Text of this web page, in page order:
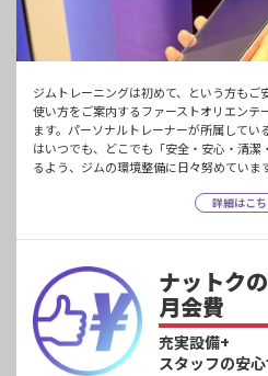
ジムトレーニングは初めて、という方もご
使い方をご案内するファーストオリエンテ
ます。パーソナルトレーナーが所属してい
はいつでも、どこでも「安全・安心・清
るよう、ジムの環境整備に日々努めています
詳細はこ
ナットクの
月会費
充実設備+
スタッフの安